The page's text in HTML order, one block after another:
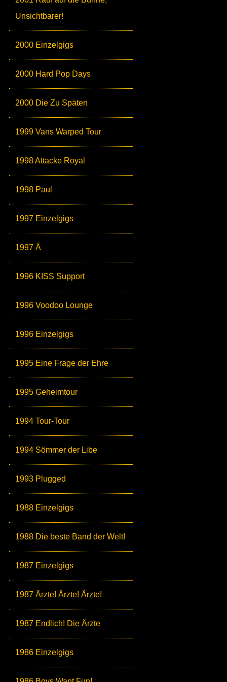
Unsichtbarer!
2000 Einzelgigs
2000 Hard Pop Days
2000 Die Zu Späten
1999 Vans Warped Tour
1998 Attacke Royal
1998 Paul
1997 Einzelgigs
1997 Ä
1996 KISS Support
1996 Voodoo Lounge
1996 Einzelgigs
1995 Eine Frage der Ehre
1995 Geheimtour
1994 Tour-Tour
1994 Sömmer der Libe
1993 Plugged
1988 Einzelgigs
1988 Die beste Band der Welt!
1987 Einzelgigs
1987 Ärzte! Ärzte! Ärzte!
1987 Endlich! Die Ärzte
1986 Einzelgigs